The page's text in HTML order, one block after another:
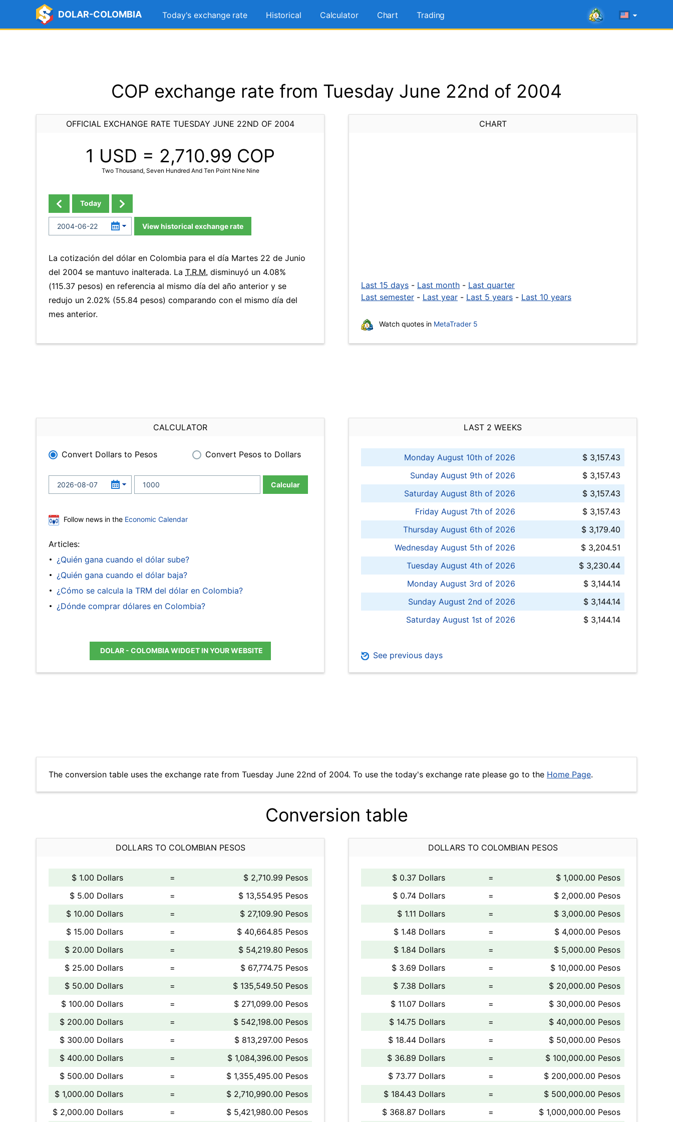
DOLAR-COLOMBIA Today's exchange rate Historical Calculator Chart Trading
COP exchange rate from Tuesday June 22nd of 2004
OFFICIAL EXCHANGE RATE TUESDAY JUNE 22ND OF 2004
1 USD = 2,710.99 COP
Two Thousand, Seven Hundred And Ten Point Nine Nine
Today
View historical exchange rate
La cotización del dólar en Colombia para el día Martes 22 de Junio
del 2004 se mantuvo inalterada. La T.R.M. disminuyó un 4.08%
(115.37 pesos) en referencia al mismo día del año anterior y se
redujo un 2.02% (55.84 pesos) comparando con el mismo día del
mes anterior.
CHART
Last 15 days - Last month - Last quarter
Last semester - Last year - Last 5 years - Last 10 years
Watch quotes in MetaTrader 5
CALCULATOR
Convert Dollars to Pesos Convert Pesos to Dollars
Calcular
Follow news in the Economic Calendar
Articles:
¿Quién gana cuando el dólar sube?
¿Quién gana cuando el dólar baja?
¿Cómo se calcula la TRM del dólar en Colombia?
¿Dónde comprar dólares en Colombia?
DOLAR - COLOMBIA WIDGET IN YOUR WEBSITE
LAST 2 WEEKS
Monday August 10th of 2026
$ 3,157.43
Sunday August 9th of 2026
$ 3,157.43
Saturday August 8th of 2026
$ 3,157.43
Friday August 7th of 2026
$ 3,157.43
Thursday August 6th of 2026
$ 3,179.40
Wednesday August 5th of 2026
$ 3,204.51
Tuesday August 4th of 2026
$ 3,230.44
Monday August 3rd of 2026
$ 3,144.14
Sunday August 2nd of 2026
$ 3,144.14
Saturday August 1st of 2026
$ 3,144.14
See previous days
The conversion table uses the exchange rate from Tuesday June 22nd of 2004. To use the today's exchange rate please go to the Home Page.
Conversion table
DOLLARS TO COLOMBIAN PESOS
$ 1.00 Dollars =
$ 2,710.99 Pesos
$ 5.00 Dollars
=
$ 13,554.95 Pesos
$ 10.00 Dollars
=
$ 27,109.90 Pesos
$ 15.00 Dollars
=
$ 40,664.85 Pesos
$ 20.00 Dollars
=
$ 54,219.80 Pesos
$ 25.00 Dollars
=
$ 67,774.75 Pesos
$ 50.00 Dollars
=
$ 135,549.50 Pesos
$ 100.00 Dollars
=
$ 271,099.00 Pesos
$ 200.00 Dollars
=
$ 542,198.00 Pesos
$ 300.00 Dollars
=
$ 813,297.00 Pesos
$ 400.00 Dollars
=
$ 1,084,396.00 Pesos
$ 500.00 Dollars
=
$ 1,355,495.00 Pesos
$ 1,000.00 Dollars
=
$ 2,710,990.00 Pesos
$ 2,000.00 Dollars
= $ 5,421,980.00 Pesos
DOLLARS TO COLOMBIAN PESOS
$ 0.37 Dollars =
$ 1,000.00 Pesos
$ 0.74 Dollars
=
$ 2,000.00 Pesos
$ 1.11 Dollars
=
$ 3,000.00 Pesos
$ 1.48 Dollars
=
$ 4,000.00 Pesos
$ 1.84 Dollars
=
$ 5,000.00 Pesos
$ 3.69 Dollars
=
$ 10,000.00 Pesos
$ 7.38 Dollars
=
$ 20,000.00 Pesos
$ 11.07 Dollars
=
$ 30,000.00 Pesos
$ 14.75 Dollars
=
$ 40,000.00 Pesos
$ 18.44 Dollars
=
$ 50,000.00 Pesos
$ 36.89 Dollars
=
$ 100,000.00 Pesos
$ 73.77 Dollars
=
$ 200,000.00 Pesos
$ 184.43 Dollars
=
$ 500,000.00 Pesos
$ 368.87 Dollars
= $ 1,000,000.00 Pesos